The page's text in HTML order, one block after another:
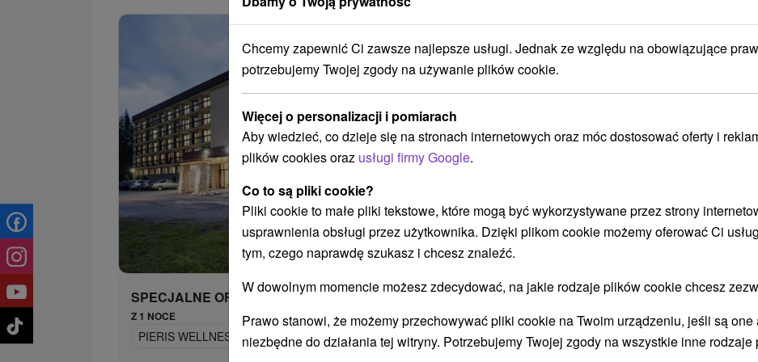
464,65zł
/noc/osoba
Podbanské
9,3
Hotel Pieris *** (pierwotnie Hotel Kriváň) znajduje
się w tatrzańskiej miejscowości Podbanské, na
POKAZ
SPECJALNE OFERTY
Z 1 NOCE
PIERIS WELLNESS (2 NOCE) I WYPRZEDAŻ BŁYSKAWICZNA (1 NOC). PIERIS & PERMON: PODWÓJNE
Chcemy zapewnić Ci zawsze najlepsze usługi. Jednak ze względu na obowiązujące
potrzebujemy Twojej zgody na używanie plików cookie.
Więcej o personalizacji i pomiarach
Aby wiedzieć, co dzieje się na stronach internetowych oraz móc dostosować oferty i
plików cookies oraz usługi firmy Google.
Co to są pliki cookie?
Pliki cookie to małe pliki tekstowe, które mogą być wykorzystywane przez strony
usprawnienia obsługi przez użytkownika. Dzięki plikom cookie możemy oferować Ci
tym, czego naprawdę szukasz i chcesz znaleźć.
W dowolnym momencie możesz zdecydować, na jakie rodzaje plików cookie chcesz
Prawo stanowi, że możemy przechowywać pliki cookie na Twoim urządzeniu, jeśli są
niezbędne do działania tej witryny. Potrzebujemy Twojej zgody na wszystkie inne rodzaje